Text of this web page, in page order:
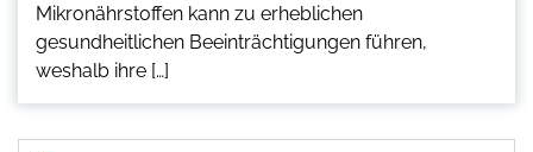
Mikronährstoffen kann zu erheblichen
gesundheitlichen Beeinträchtigungen führen,
weshalb ihre […]